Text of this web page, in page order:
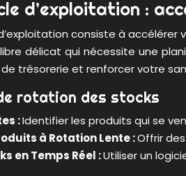
d’exploitation :
consiste à
délicat qui nécessite une
trésorerie et renforcer votre
rotation des stocks
:Identifier les produits qui se
à Rotation Lente :Offrir
en Temps Réel :Utiliser un